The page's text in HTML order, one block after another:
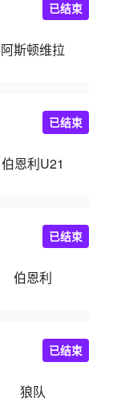
阿斯顿维拉
已结束
伯恩利U21
已结束
伯恩利
已结束
狼队
已结束